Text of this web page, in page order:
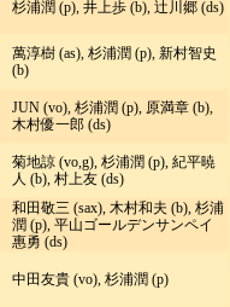
杉浦潤 (p), 井上歩 (b), 辻川郷 (ds)
萬淳樹 (as), 杉浦潤 (p), 新村智史
(b)
JUN (vo), 杉浦潤 (p), 原満章 (b),
木村優一郎 (ds)
菊地諒 (vo,g), 杉浦潤 (p), 紀平暁
人 (b), 村上友 (ds)
和田敬三 (sax), 木村和夫 (b), 杉浦
潤 (p), 平山ゴールデンサンペイ
惠勇 (ds)
中田友貴 (vo), 杉浦潤 (p)